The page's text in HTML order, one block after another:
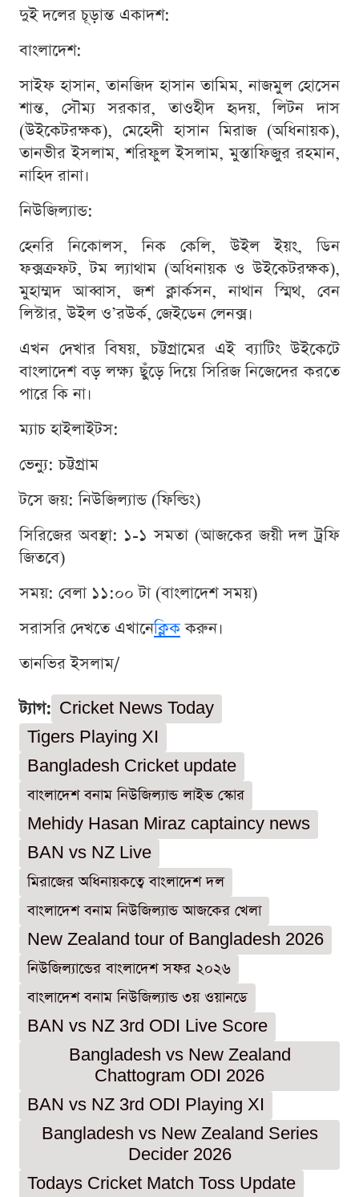
দুই দলের চূড়ান্ত একাদশ:
বাংলাদেশ:
সাইফ হাসান, তানজিদ হাসান তামিম, নাজমুল হোসেন
শান্ত, সৌম্য সরকার, তাওহীদ হৃদয়, লিটন দাস
(উইকেটরক্ষক), মেহেদী হাসান মিরাজ (অধিনায়ক),
তানভীর ইসলাম, শরিফুল ইসলাম, মুস্তাফিজুর রহমান,
নাহিদ রানা।
নিউজিল্যান্ড:
হেনরি নিকোলস, নিক কেলি, উইল ইয়ং, ডিন
ফক্সক্রফট, টম ল্যাথাম (অধিনায়ক ও উইকেটরক্ষক),
মুহাম্মদ আব্বাস, জশ ক্লার্কসন, নাথান স্মিথ, বেন
লিস্টার, উইল ও’রউর্ক, জেইডেন লেনক্স।
এখন দেখার বিষয়, চট্টগ্রামের এই ব্যাটিং উইকেটে
বাংলাদেশ বড় লক্ষ্য ছুঁড়ে দিয়ে সিরিজ নিজেদের করতে
পারে কি না।
ম্যাচ হাইলাইটস:
ভেন্যু: চট্টগ্রাম
টসে জয়: নিউজিল্যান্ড (ফিল্ডিং)
সিরিজের অবস্থা: ১-১ সমতা (আজকের জয়ী দল ট্রফি
জিতবে)
সময়: বেলা ১১:০০ টা (বাংলাদেশ সময়)
সরাসরি দেখতে এখানেক্লিককরুন।
তানভির ইসলাম/
ট্যাগ: Cricket News Today
Tigers Playing XI
Bangladesh Cricket update
বাংলাদেশ বনাম নিউজিল্যান্ড লাইভ স্কোর
Mehidy Hasan Miraz captaincy news
BAN vs NZ Live
মিরাজের অধিনায়কত্বে বাংলাদেশ দল
বাংলাদেশ বনাম নিউজিল্যান্ড আজকের খেলা
New Zealand tour of Bangladesh 2026
নিউজিল্যান্ডের বাংলাদেশ সফর ২০২৬
বাংলাদেশ বনাম নিউজিল্যান্ড ৩য় ওয়ানডে
BAN vs NZ 3rd ODI Live Score
Bangladesh vs New Zealand
Chattogram ODI 2026
BAN vs NZ 3rd ODI Playing XI
Bangladesh vs New Zealand Series
Decider 2026
Todays Cricket Match Toss Update